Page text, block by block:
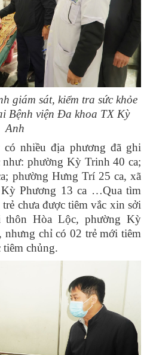
giám sát, kiểm tra sức khỏe
Bệnh viện Đa khoa TX Kỳ
Anh
nhiều địa phương đã ghi
như: phường Kỳ Trinh 40 ca;
phường Hưng Trí 25 ca, xã
Phương 13 ca …Qua tìm
chưa được tiêm vắc xin sởi
Hòa Lộc, phường Kỳ
nhưng chỉ có 02 trẻ mới tiêm
tiêm chủng.